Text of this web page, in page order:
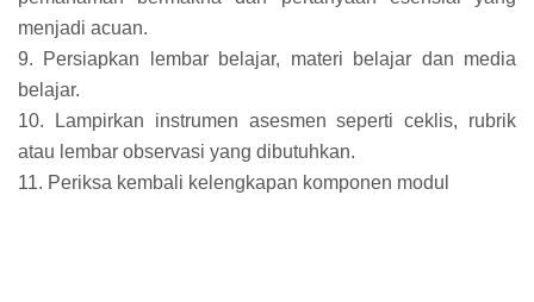
menjadi acuan.
9. Persiapkan lembar belajar, materi belajar dan media
belajar.
10. Lampirkan instrumen asesmen seperti ceklis, rubrik
atau lembar observasi yang dibutuhkan.
11. Periksa kembali kelengkapan komponen modul